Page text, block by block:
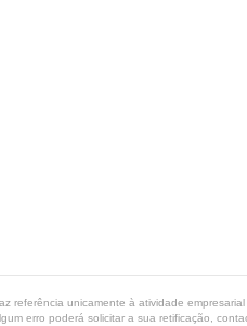
referência unicamente à atividade
erro poderá solicitar a sua retificação,